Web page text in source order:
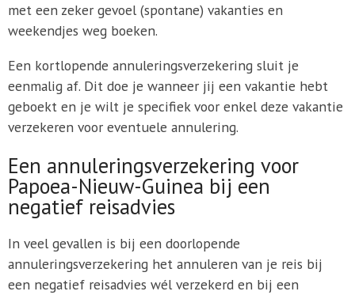
met een zeker gevoel (spontane) vakanties en
weekendjes weg boeken.
Een kortlopende annuleringsverzekering sluit je
eenmalig af. Dit doe je wanneer jij een vakantie hebt
geboekt en je wilt je specifiek voor enkel deze vakantie
verzekeren voor eventuele annulering.
Een annuleringsverzekering voor
Papoea-Nieuw-Guinea bij een
negatief reisadvies
In veel gevallen is bij een doorlopende
annuleringsverzekering het annuleren van je reis bij
een negatief reisadvies wél verzekerd en bij een